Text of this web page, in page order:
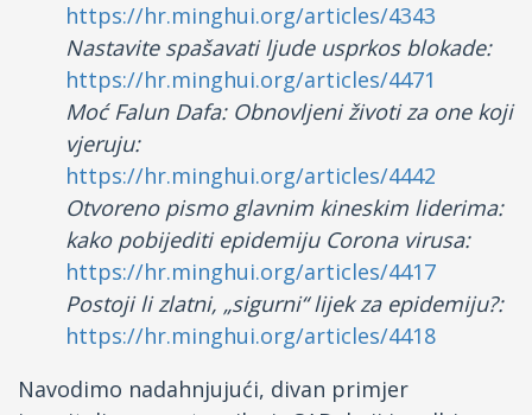
https://hr.minghui.org/articles/4343
Nastavite spašavati ljude usprkos blokade:
https://hr.minghui.org/articles/4471
Moć Falun Dafa: Obnovljeni životi za one koji
vjeruju:
https://hr.minghui.org/articles/4442
Otvoreno pismo glavnim kineskim liderima:
kako pobijediti epidemiju Corona virusa:
https://hr.minghui.org/articles/4417
Postoji li zlatni, „sigurni“ lijek za epidemiju?:
https://hr.minghui.org/articles/4418
Navodimo nadahnjujući, divan primjer